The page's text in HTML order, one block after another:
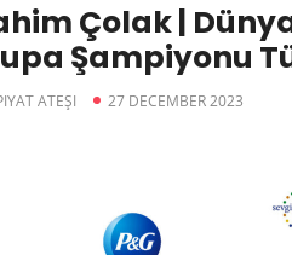
Çolak |
Şampiyonu
Jimnastikçi
ATEŞI 27 DECEMBER 2023